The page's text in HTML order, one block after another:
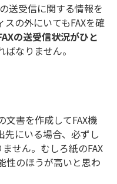
送受信に関する情報を
の外にいてもFAXを確
の送受信状況がひと
なりません。
文書を作成してFAX機
先にいる場合、必ずし
せん。むしろ紙のFAX
性のほうが高いと思わ